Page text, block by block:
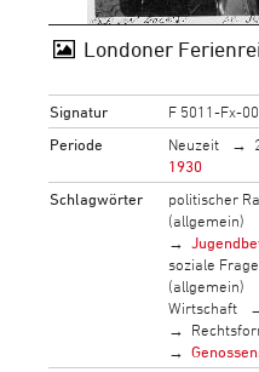
Londoner
Signatur
F 5011-Fx-
Periode
Neuzeit
1930
Schlagwörter
politischer
(allgemein)
soziale
(allgemein)
Wirtschaft